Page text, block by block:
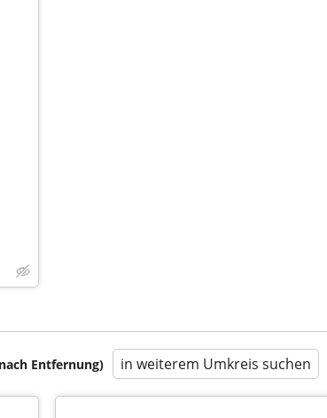
Entfernung) in weiterem Umkreis suchen